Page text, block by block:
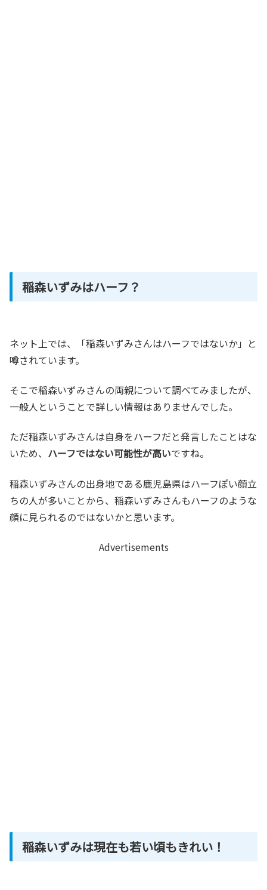
稲森いずみはハーフ？
ネット上では、「稲森いずみさんはハーフではないか」と
噂されています。
そこで稲森いずみさんの両親について調べてみましたが、
一般人ということで詳しい情報はありませんでした。
ただ稲森いずみさんは自身をハーフだと発言したことはな
いため、 ハーフではない可能性が高いですね。
稲森いずみさんの出身地である鹿児島県はハーフぽい顔立
ちの人が多いことから、稲森いずみさんもハーフのような
顔に見られるのではないかと思います。
Advertisements
稲森いずみは現在も若い頃もきれい！